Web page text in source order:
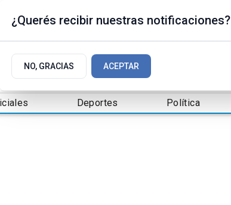
Deportes Política
¿Querés recibir nuestras notificaciones?
NO, GRACIAS ACEPTAR